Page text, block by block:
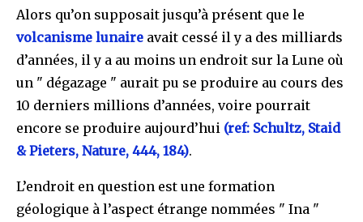
Alors qu’on supposait jusqu’à présent que le
volcanisme lunaire avait cessé il y a des milliards
d’années, il y a au moins un endroit sur la Lune où
un " dégazage " aurait pu se produire au cours des
10 derniers millions d’années, voire pourrait
encore se produire aujourd’hui (ref: Schultz, Staid
& Pieters, Nature, 444, 184).
L’endroit en question est une formation
géologique à l’aspect étrange nommées " Ina "